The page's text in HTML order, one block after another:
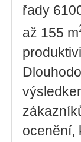
řady
až 155 m
ocenění,